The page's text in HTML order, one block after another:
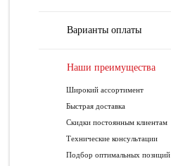
Варианты оплаты
Наши преимущества
Широкий ассортимент
Быстрая доставка
Скидки постоянным клиентам
Технические консультации
Подбор оптимальных позиций